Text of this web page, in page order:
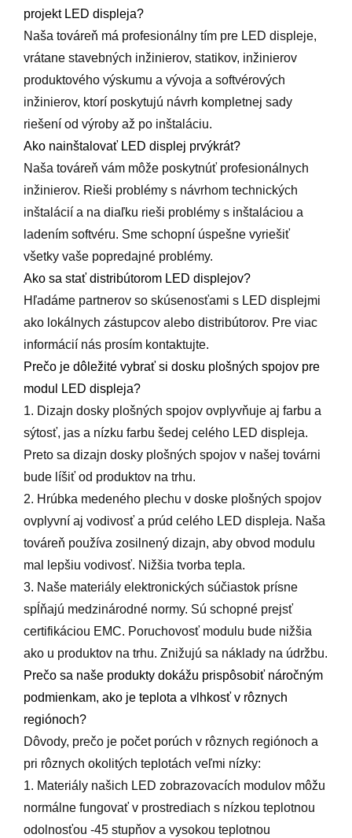
projekt LED displeja?
Naša továreň má profesionálny tím pre LED displeje,
vrátane stavebných inžinierov, statikov, inžinierov
produktového výskumu a vývoja a softvérových
inžinierov, ktorí poskytujú návrh kompletnej sady
riešení od výroby až po inštaláciu.
Ako nainštalovať LED displej prvýkrát?
Naša továreň vám môže poskytnúť profesionálnych
inžinierov. Rieši problémy s návrhom technických
inštalácií a na diaľku rieši problémy s inštaláciou a
ladením softvéru. Sme schopní úspešne vyriešiť
všetky vaše popredajné problémy.
Ako sa stať distribútorom LED displejov?
Hľadáme partnerov so skúsenosťami s LED displejmi
ako lokálnych zástupcov alebo distribútorov. Pre viac
informácií nás prosím kontaktujte.
Prečo je dôležité vybrať si dosku plošných spojov pre
modul LED displeja?
1. Dizajn dosky plošných spojov ovplyvňuje aj farbu a
sýtosť, jas a nízku farbu šedej celého LED displeja.
Preto sa dizajn dosky plošných spojov v našej továrni
bude líšiť od produktov na trhu.
2. Hrúbka medeného plechu v doske plošných spojov
ovplyvní aj vodivosť a prúd celého LED displeja. Naša
továreň používa zosilnený dizajn, aby obvod modulu
mal lepšiu vodivosť. Nižšia tvorba tepla.
3. Naše materiály elektronických súčiastok prísne
spĺňajú medzinárodné normy. Sú schopné prejsť
certifikáciou EMC. Poruchovosť modulu bude nižšia
ako u produktov na trhu. Znižujú sa náklady na údržbu.
Prečo sa naše produkty dokážu prispôsobiť náročným
podmienkam, ako je teplota a vlhkosť v rôznych
regiónoch?
Dôvody, prečo je počet porúch v rôznych regiónoch a
pri rôznych okolitých teplotách veľmi nízky:
1. Materiály našich LED zobrazovacích modulov môžu
normálne fungovať v prostrediach s nízkou teplotnou
odolnosťou -45 stupňov a vysokou teplotnou